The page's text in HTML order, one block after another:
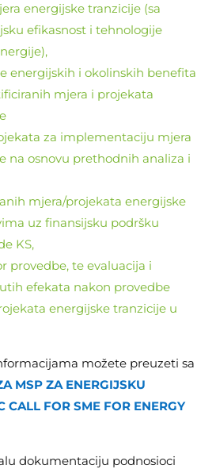
energijske tranzicije (sa
efikasnost i tehnologije
energijskih i okolinskih benefita
mjera i projekata
za implementaciju mjera
na osnovu prethodnih analiza i
mjera/projekata energijske
uz finansijsku podršku
KS,
provedbe, te evaluacija i
efekata nakon provedbe
energijske tranzicije u
možete preuzeti sa
MSP ZA ENERGIJSKU
CALL FOR SME FOR ENERGY
dokumentaciju podnosioci